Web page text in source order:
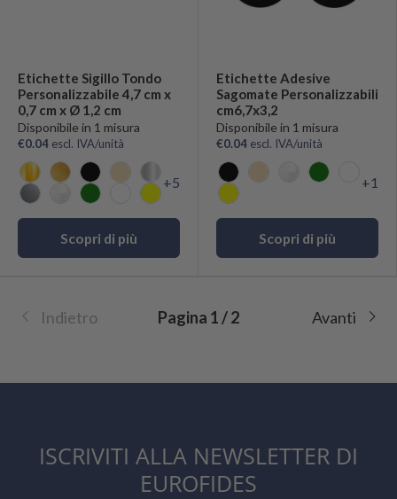
Etichette Sigillo Tondo
Personalizzabile 4,7 cm x
0,7 cm x Ø 1,2 cm
Disponibile in 1 misura
€0.04 escl. IVA/unità
Oro Lucido
Oro Opaco
Nero SealingArgento Lucido
Argento Opaco
Trasparente
VerdeBiancoGiallo
+5
Scopri di più
Etichette Adesive
Sagomate Personalizzabili
cm6,7x3,2
Disponibile in 1 misura
€0.04 escl. IVA/unità
Nero Trasparente
Bianco
Giallo
+1
Scopri di più
Indietro Pagina 1 / 2 Avanti
ISCRIVITI ALLA NEWSLETTER DI
EUROFIDES